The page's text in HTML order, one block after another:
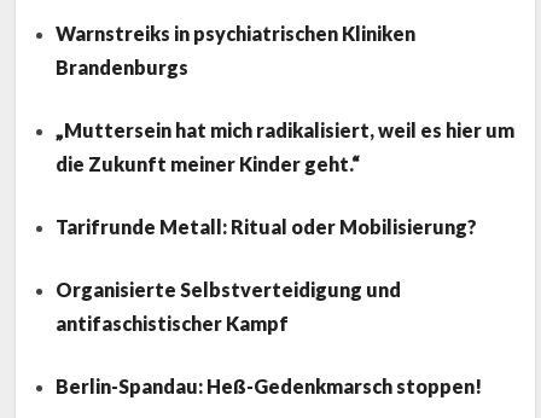
Warnstreiks in psychiatrischen Kliniken
Brandenburgs
„Muttersein hat mich radikalisiert, weil es hier um
die Zukunft meiner Kinder geht.“
Tarifrunde Metall: Ritual oder Mobilisierung?
Organisierte Selbstverteidigung und
antifaschistischer Kampf
Berlin-Spandau: Heß-Gedenkmarsch stoppen!